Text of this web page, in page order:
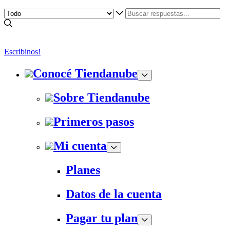
Escribinos!
Conocé Tiendanube
Sobre Tiendanube
Primeros pasos
Mi cuenta
Planes
Datos de la cuenta
Pagar tu plan